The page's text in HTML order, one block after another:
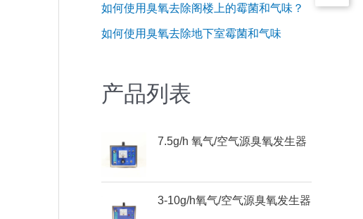
如何使用臭氧去除阁楼上的霉菌和气味？
如何使用臭氧去除地下室霉菌和气味
产品列表
7.5g/h 氧气/空气源臭氧发生器
3-10g/h氧气/空气源臭氧发生器